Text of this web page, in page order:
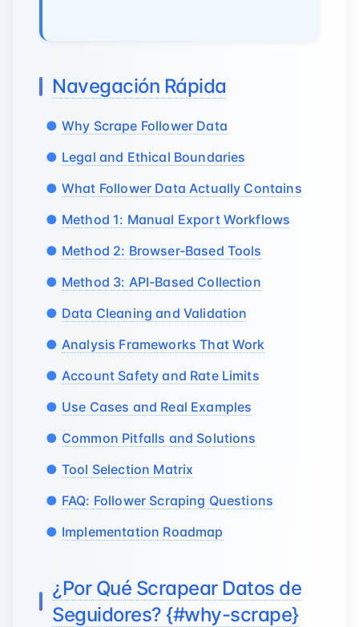
Navegación Rápida
Why Scrape Follower Data
Legal and Ethical Boundaries
What Follower Data Actually Contains
Method 1: Manual Export Workflows
Method 2: Browser-Based Tools
Method 3: API-Based Collection
Data Cleaning and Validation
Analysis Frameworks That Work
Account Safety and Rate Limits
Use Cases and Real Examples
Common Pitfalls and Solutions
Tool Selection Matrix
FAQ: Follower Scraping Questions
Implementation Roadmap
¿Por Qué Scrapear Datos de
Seguidores? {#why-scrape}